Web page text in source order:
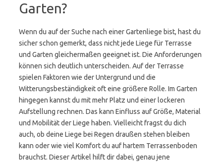
Garten?
Wenn du auf der Suche nach einer Gartenliege bist, hast du
sicher schon gemerkt, dass nicht jede Liege für Terrasse
und Garten gleichermaßen geeignet ist. Die Anforderungen
können sich deutlich unterscheiden. Auf der Terrasse
spielen Faktoren wie der Untergrund und die
Witterungsbeständigkeit oft eine größere Rolle. Im Garten
hingegen kannst du mit mehr Platz und einer lockeren
Aufstellung rechnen. Das kann Einfluss auf Größe, Material
und Mobilität der Liege haben. Vielleicht fragst du dich
auch, ob deine Liege bei Regen draußen stehen bleiben
kann oder wie viel Komfort du auf hartem Terrassenboden
brauchst. Dieser Artikel hilft dir dabei, genau jene